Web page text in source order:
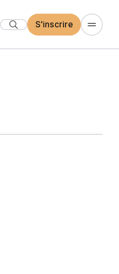
S'inscrire